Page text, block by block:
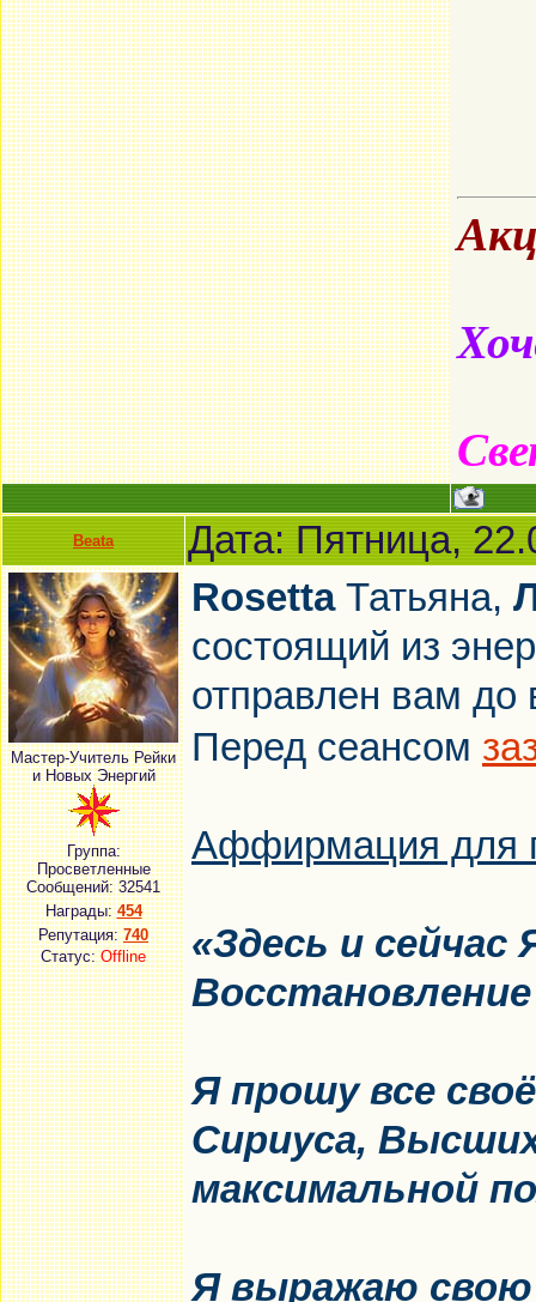
Beata Дата: Пятница,
Мастер-Учитель Рейки
и Новых Энергий
Группа:
Просветленные
Сообщений:32541
Награды:454
Репутация:740
Статус:Offline
RosettaТатьяна,
состоящий из
отправлен вам
Перед сеансом
Аффирмация для
«Здесь и
Я прошу все
Сириуса, Высших
максимальной
Я выражаю свою